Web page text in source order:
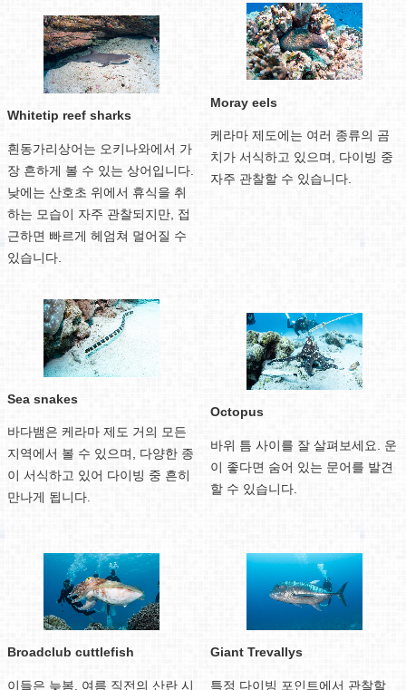
Whitetip reef sharks
흰동가리상어는 오키나와에서 가
장 흔하게 볼 수 있는 상어입니다.
낮에는 산호초 위에서 휴식을 취
하는 모습이 자주 관찰되지만, 접
근하면 빠르게 헤엄쳐 멀어질 수
있습니다.
Moray eels
케라마 제도에는 여러 종류의 곰
치가 서식하고 있으며, 다이빙 중
자주 관찰할 수 있습니다.
Sea snakes
바다뱀은 케라마 제도 거의 모든
지역에서 볼 수 있으며, 다양한 종
이 서식하고 있어 다이빙 중 흔히
만나게 됩니다.
Octopus
바위 틈 사이를 잘 살펴보세요. 운
이 좋다면 숨어 있는 문어를 발견
할 수 있습니다.
Broadclub cuttlefish
이들은 늦봄, 여름 직전의 산란 시
Giant Trevallys
특정 다이빙 포인트에서 관찰할